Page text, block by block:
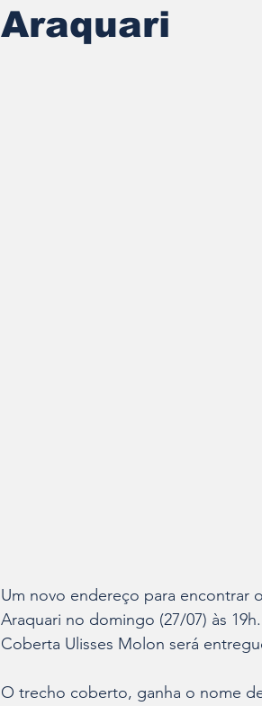
Araquari
Um novo endereço para encontrar
Araquari no domingo (27/07) às
Coberta Ulisses Molon será
O trecho coberto, ganha o nome